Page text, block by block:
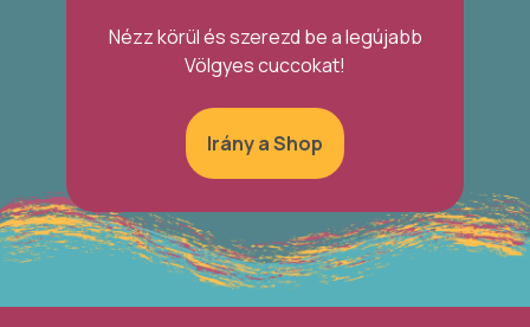
Nézz körül és szerezd be a legújabb
Völgyes cuccokat!
Irány a Shop